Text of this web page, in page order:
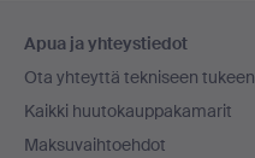
Apua ja yhteystiedot
Ota yhteyttä tekniseen tukeen
Kaikki huutokauppakamarit
Maksuvaihtoehdot